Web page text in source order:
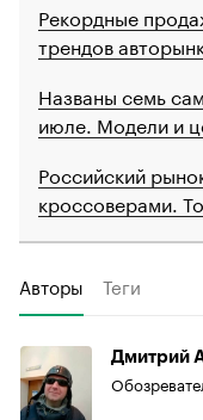
Рекордные
трендов
Названы семь
июле. Модели и
Российский
кроссоверами.
Авторы Теги
Дмитрий